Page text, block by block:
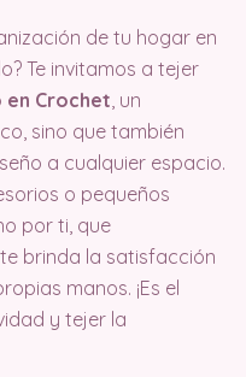
de tu hogar en
Te invitamos a tejer
en Crochet, un
sino que también
a cualquier espacio.
o pequeños
por ti, que
brinda la satisfacción
manos. ¡Es el
y tejer la